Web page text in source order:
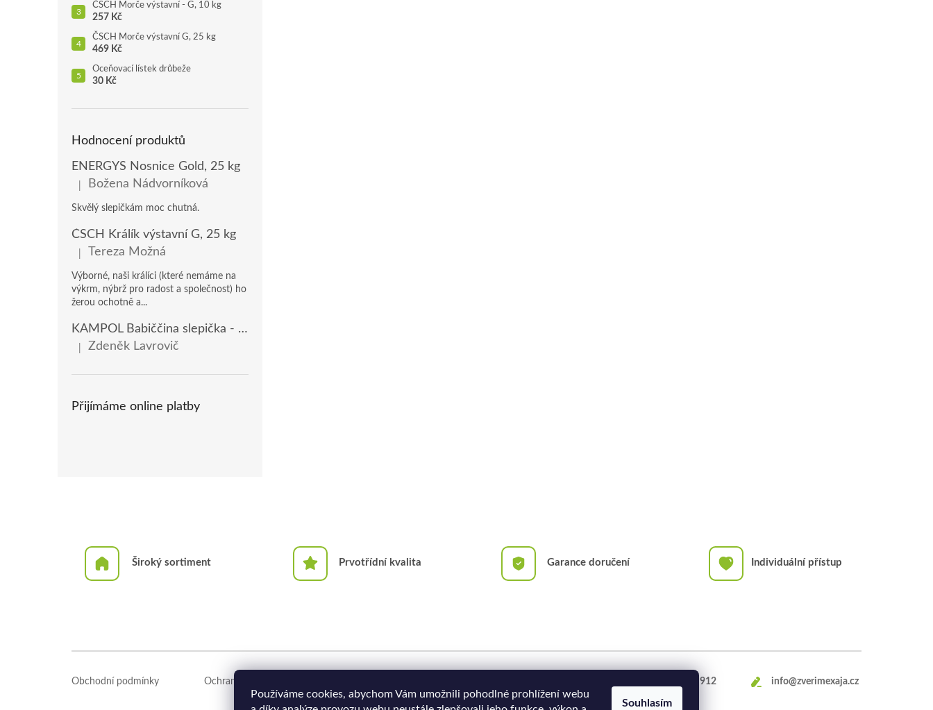
Používáme cookies, abychom Vám umožnili pohodlné prohlížení webu
Souhlasím
ČSCH Morče výstavní - G, 10 kg
257 Kč
ČSCH Morče výstavní G, 25 kg
469 Kč
Oceňovací lístek drůbeže
30 Kč
Hodnocení produktů
ENERGYS Nosnice Gold, 25 kg
Hodnocení produktu je 5 z 5 hvězdiček.
Božena Nádvorníková
Skvělý slepičkám moc chutná.
ČSCH Králík výstavní G, 25 kg
Hodnocení produktu je 5 z 5 hvězdiček.
Tereza Možná
Výborné, naši králíci (které nemáme na
výkrm, nýbrž pro radost a společnost) ho
žerou ochotně a...
KAMPOL Babiččina slepička - domácí nosnice(KB), 20 kg
Hodnocení produktu je 5 z 5 hvězdiček.
Zdeněk Lavrovič
Přijímáme online platby
Široký sortiment Prvotřídní kvalita Garance doručení Individuální přístup
Obchodní podmínky Ochrana osobních údajů 469 660 912 info@zverimexaja.cz